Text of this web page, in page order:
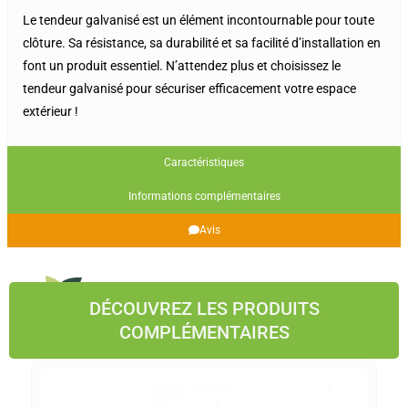
Caractéristiques
Informations complémentaires
Avis
Le tendeur galvanisé est un élément incontournable pour toute
clôture. Sa résistance, sa durabilité et sa facilité d’installation en
font un produit essentiel. N’attendez plus et choisissez le
tendeur galvanisé pour sécuriser efficacement votre espace
extérieur !
DÉCOUVREZ LES PRODUITS
COMPLÉMENTAIRES